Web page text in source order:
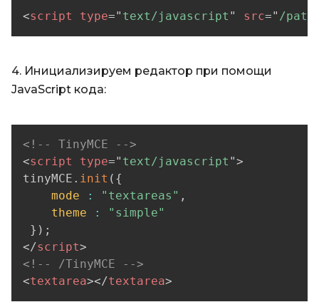
<script type=" text/javascript " src=" /
4. Инициализируем редактор при помощи
JavaScript кода:
<!-- TinyMCE -->
<script type=" text/javascript ">
tinyMCE . init ( {
mode
: "textareas" ,
theme
:
"simple"
} ) ;
</script>
<!-- /TinyMCE -->
<textarea></textarea>